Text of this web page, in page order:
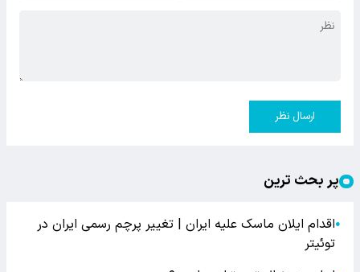
ارسال نظر
پر بحث ترین
●اقدام ایلان ماسک علیه ایران | تغییر پرچم رسمی ایران در
توئیتر